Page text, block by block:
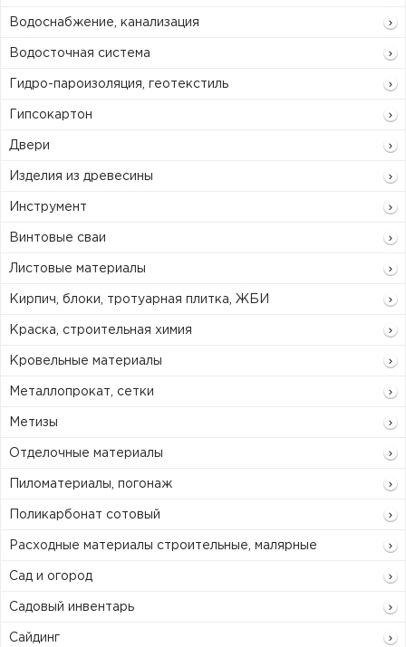
Водоснабжение, канализация
Водосточная система
Гидро-пароизоляция, геотекстиль
Гипсокартон
Двери
Изделия из древесины
Инструмент
Винтовые сваи
Листовые материалы
Кирпич, блоки, тротуарная плитка, ЖБИ
Краска, строительная химия
Кровельные материалы
Металлопрокат, сетки
Метизы
Отделочные материалы
Пиломатериалы, погонаж
Поликарбонат сотовый
Расходные материалы строительные, малярные
Сад и огород
Садовый инвентарь
Сайдинг